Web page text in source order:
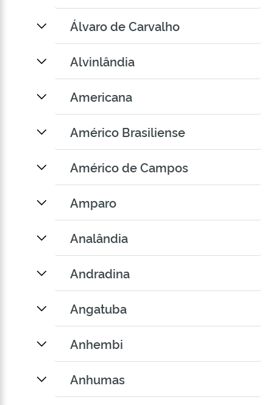
Álvaro de Carvalho
Alvinlândia
Americana
Américo Brasiliense
Américo de Campos
Amparo
Analândia
Andradina
Angatuba
Anhembi
Anhumas